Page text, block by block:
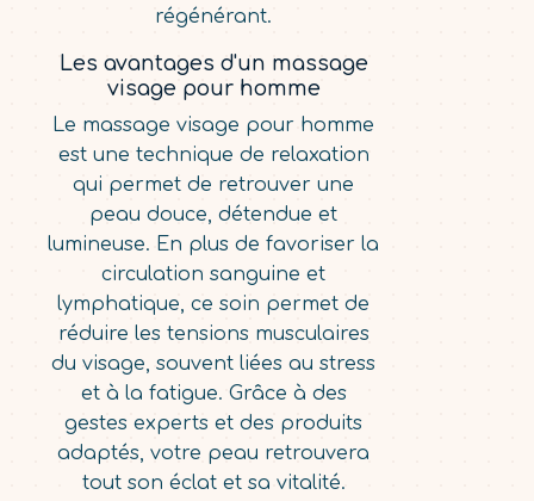
régénérant.
Les avantages d'un massage
visage pour homme
Le massage visage pour homme
est une technique de relaxation
qui permet de retrouver une
peau douce, détendue et
lumineuse. En plus de favoriser la
circulation sanguine et
lymphatique, ce soin permet de
réduire les tensions musculaires
du visage, souvent liées au stress
et à la fatigue. Grâce à des
gestes experts et des produits
adaptés, votre peau retrouvera
tout son éclat et sa vitalité.